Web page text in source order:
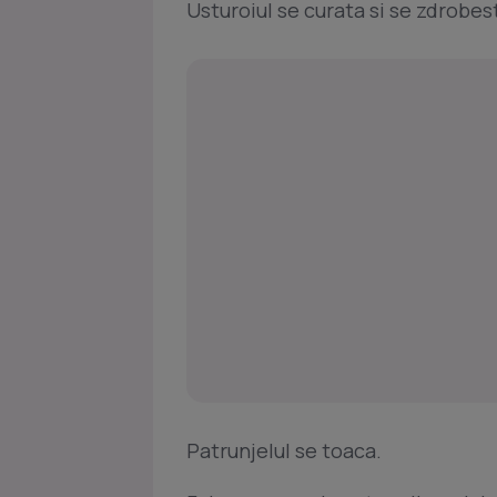
Usturoiul se curata si se
Patrunjelul se toaca.